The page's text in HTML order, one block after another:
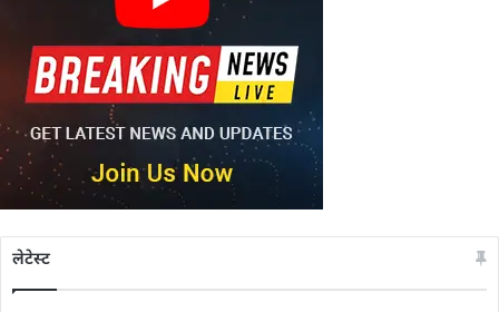
लेटेस्ट